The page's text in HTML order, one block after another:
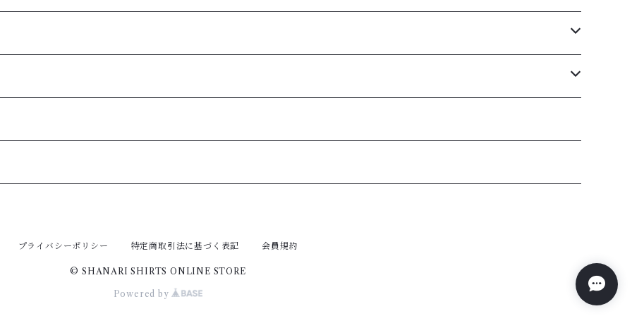
プライバシーポリシー 特定商取引法に基づく表記 会員規約
© SHANARI SHIRTS ONLINE STORE
Powered by